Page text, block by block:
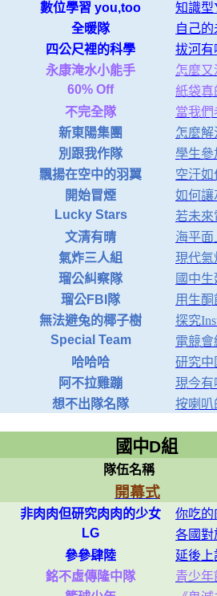
數位學習 you,too
知識型
全暖隊
自己
四公尺裡的科學
拔河有
永康淹水小能手
怎麼
60% Off
紙袋真
不完全隊
當我們
新東陽集團
怎麼
別跟我作隊
學生參
飄揚在空中的羽翼
空汙如
開始冒煙
如何讓
Lucky Stars
若未來
文清有晴
海平
氣炸三人組
現代氣
瑠公糾察隊
國中
瑠公FBI隊
用生酮
無法避兔的椰子樹
探究
Special Team
電競會
哈哈哈
研究中
阿不拉雞蹦
現今有
想不出隊名隊 按喇叭
隊伍名稱
開幕式
非肉肉但研究肉肉的少女
你吃的
LG
各國對
參參肆陸
延後
銘不虛傳隆中隊
青少